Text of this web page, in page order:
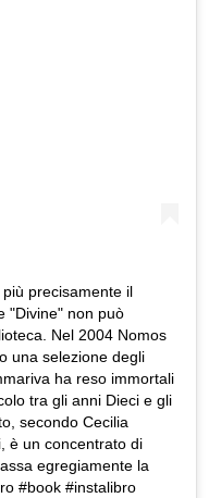
precisamente il
"Divine" non può
Nel 2004 Nomos
una selezione degli
ha reso immortali
tra gli anni Dieci e gli
secondo Cecilia
è un concentrato di
egregiamente la
#book #instalibro